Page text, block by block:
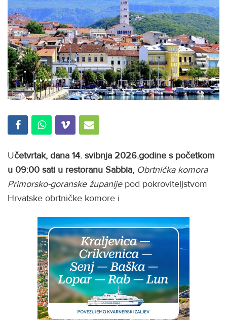
Učetvrtak, dana 14. svibnja 2026.godine s početkom
u 09:00 sati u restoranu Sabbia, Obrtnička komora
Primorsko-goranske županijepod pokroviteljstvom
Hrvatske obrtničke komore i